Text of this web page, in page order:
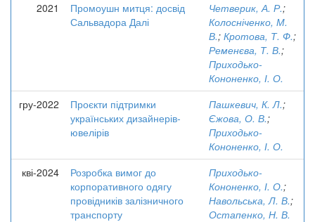
2021
Промоушн митця: досвід
Сальвадора Далі
Четверик, А. Р.;
Колосніченко, М.
В.; Кротова, Т. Ф.;
Ременєва, Т. В.;
Приходько-
Кононенко, І. О.
гру-2022
Проєкти підтримки
українських дизайнерів-
ювелірів
Пашкевич, К. Л.;
Єжова, О. В.;
Приходько-
Кононенко, І. О.
кві-2024
Розробка вимог до
корпоративного одягу
провідників залізничного
транспорту
Приходько-
Кононенко, І. О.;
Навольська, Л. В.;
Остапенко, Н. В.